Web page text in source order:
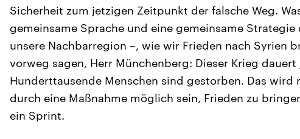
Sicherheit zum jetzigen Zeitpunkt der falsche Weg.
gemeinsame Sprache und eine gemeinsame
unsere Nachbarregion –, wie wir Frieden nach Syrien
vorweg sagen, Herr Münchenberg: Dieser Krieg dauert
Hunderttausende Menschen sind gestorben. Das
durch eine Maßnahme möglich sein, Frieden zu
ein Sprint.